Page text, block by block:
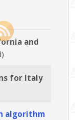
and
for Italy
algorithm